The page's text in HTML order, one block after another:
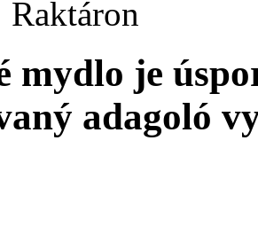
Raktáron
mydlo je
adagoló